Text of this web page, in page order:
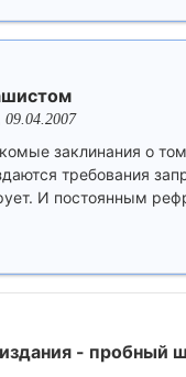
09.04.2007
заклинания о
требования
И постоянным
- пробный